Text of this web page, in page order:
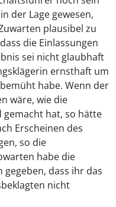
der Lage gewesen,
plausibel zu
die Einlassungen
sei nicht glaubhaft
ernsthaft um
habe. Wenn der
wäre, wie die
gemacht hat, so hätte
Erscheinen des
so die
habe die
dass ihr das
nicht